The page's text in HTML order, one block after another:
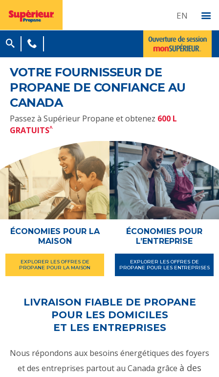
EN
VOTRE FOURNISSEUR DE
PROPANE DE CONFIANCE AU
CANADA
Passez à Supérieur Propane et obtenez 600 L
GRATUITS^
ÉCONOMIES POUR LA
MAISON
EXPLORER LES OFFRES DE
PROPANE POUR LA MAISON
ÉCONOMIES POUR
L’ENTREPRISE
EXPLORER LES OFFRES DE
PROPANE POUR LES ENTREPRISES
LIVRAISON FIABLE DE PROPANE
POUR LES DOMICILES
ET LES ENTREPRISES
Nous répondons aux besoins énergétiques des foyers
et des entreprises partout au Canada grâce à des